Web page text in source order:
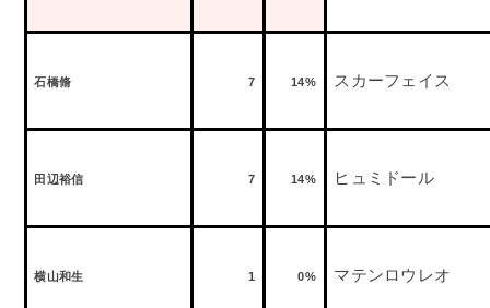
石橋脩 7 14% スカーフェイス
田辺裕信 7 14% ヒュミドール
横山和生 1 0% マテンロウレオ